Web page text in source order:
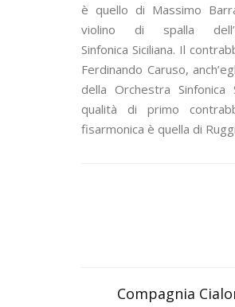
è quello di Massimo
violino di spalla
Sinfonica Siciliana. Il
Ferdinando Caruso,
della Orchestra Sinfonica
qualità di primo
fisarmonica è quella di
Compagnia